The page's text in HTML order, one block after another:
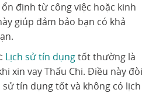
định từ công việc hoặc kinh
giúp đảm bảo bạn có khả
: Lịch sử tín dụngtốt thường là
xin vay Thấu Chi. Điều này đòi
tín dụng tốt và không có lịch